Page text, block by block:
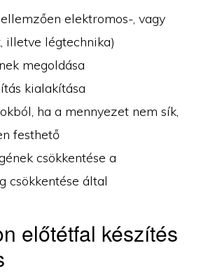
elektromos-, vagy
illetve légtechnika)
megoldása
kialakítása
ha a mennyezet nem sík,
festhető
csökkentése a
csökkentése által
előtétfal készítés